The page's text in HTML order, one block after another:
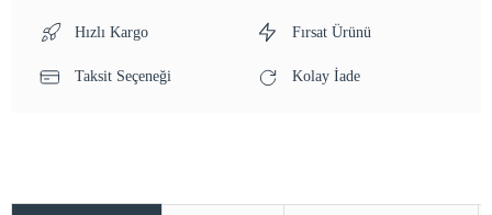
Hızlı Kargo Fırsat Ürünü
Taksit Seçeneği Kolay İade